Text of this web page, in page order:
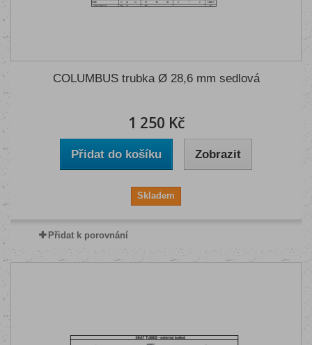
COLUMBUS trubka Ø 28,6 mm sedlová
1 250 Kč
Přidat do košíku Zobrazit
Skladem
Přidat k porovnání